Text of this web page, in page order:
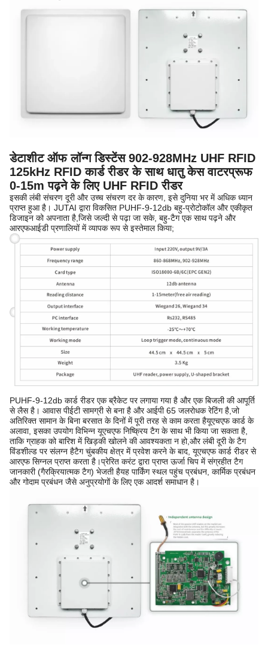
डेटाशीट ऑफ लॉन्ग डिस्टेंस 902-928MHz UHF RFID
125kHz RFID कार्ड रीडर के साथ धातु केस वाटरप्रूफ
0-15m पढ़ने के लिए UHF RFID रीडर
इसकी लंबी संचरण दूरी और उच्च संचरण दर के कारण, इसे दुनिया भर में अधिक ध्यान
प्राप्त हुआ है। JUTAI द्वारा विकसित PUHF-9-12db बहु-प्रोटोकॉल और एकीकृत
डिजाइन को अपनाता है,जिसे जल्दी से पढ़ा जा सके, बहु-टैग एक साथ पढ़ने और
आरएफआईडी प्रणालियों में व्यापक रूप से इस्तेमाल किया;
PUHF-9-12db कार्ड रीडर एक ब्रैकेट पर लगाया गया है और एक बिजली की आपूर्ति
से लैस है। आवास पीईटी सामग्री से बना है और आईपी 65 जलरोधक रेटिंग है,जो
अतिरिक्त सामान के बिना बरसात के दिनों में पूरी तरह से काम करता हैयूएचएफ कार्ड के
अलावा, इसका उपयोग विभिन्न यूएचएफ निष्क्रिय टैग के साथ भी किया जा सकता है,
ताकि ग्राहक को बारिश में खिड़की खोलने की आवश्यकता न हो,और लंबी दूरी के टैग
विंडशील्ड पर संलग्न हैटैग चुंबकीय क्षेत्र में प्रवेश करने के बाद, यूएचएफ कार्ड रीडर से
आरएफ सिग्नल प्राप्त करता है।प्रेरित करंट द्वारा प्राप्त ऊर्जा चिप में संग्रहीत टैग
जानकारी (गैरक्रियात्मक टैग) भेजती हैयह पार्किंग स्थल पहुंच प्रबंधन, कार्मिक प्रबंधन
और गोदाम प्रबंधन जैसे अनुप्रयोगों के लिए एक आदर्श समाधान है।